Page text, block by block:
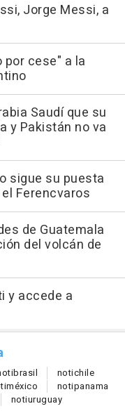
Jorge Messi, a
por cese" a la
Saudí que su
y Pakistán no va
sigue su puesta
Ferencvaros
de Guatemala
del volcán de
y accede a
brasil notichile
méxico notipanama
notiuruguay